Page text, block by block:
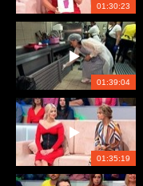
01:30:23
01:39:04
01:35:19